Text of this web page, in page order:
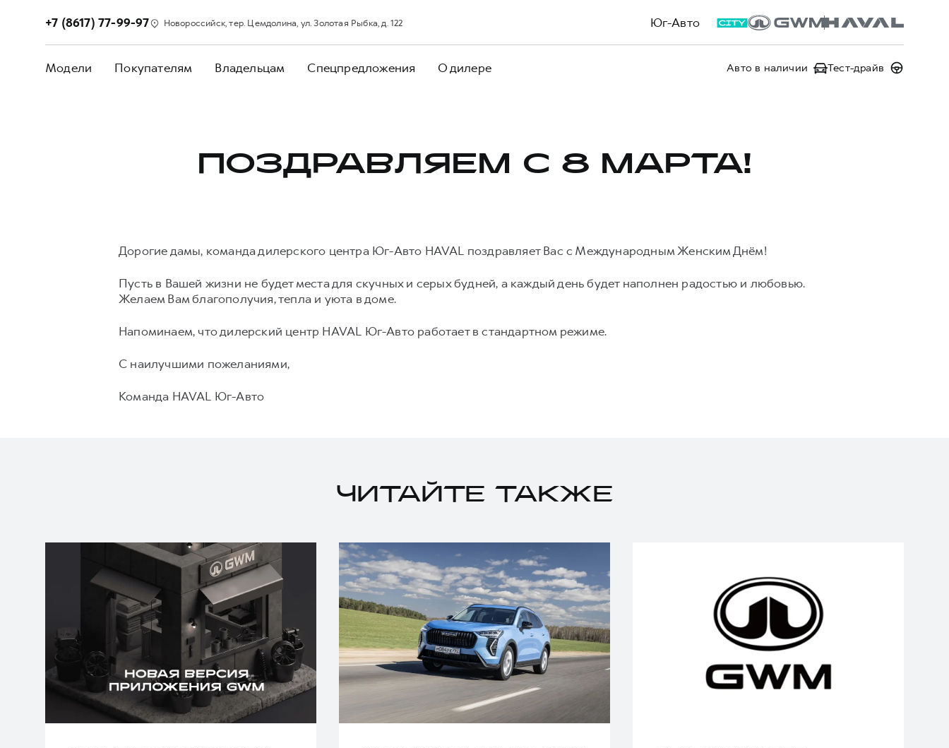
Юг-Авто
+7 (8617) 77-99-97 Новороссийск, тер. Цемдолина, ул. Золотая Рыбка, д. 122
Модели Покупателям Владельцам Спецпредложения О дилере Авто в наличии Тест-драйв
ПОЗДРАВЛЯЕМ С 8 МАРТА!
Дорогие дамы, команда дилерского центра Юг-Авто HAVAL поздравляет Вас с Международным Женским Днём!
Пусть в Вашей жизни не будет места для скучных и серых будней, а каждый день будет наполнен радостью и любовью.
Желаем Вам благополучия, тепла и уюта в доме.
Напоминаем, что дилерский центр HAVAL Юг-Авто работает в стандартном режиме.
С наилучшими пожеланиями,
Команда HAVAL Юг-Авто
ЧИТАЙТЕ ТАКЖЕ